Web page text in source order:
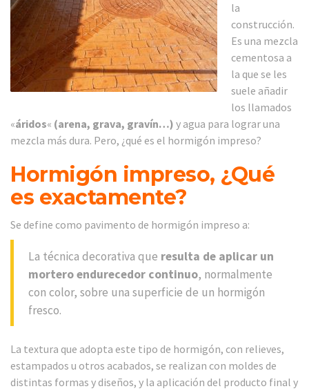
la
construcción.
Es una mezcla
cementosa a
la que se les
suele añadir
los llamados
«áridos« (arena, grava, gravín…) y agua para lograr una
mezcla más dura. Pero, ¿qué es el hormigón impreso?
Hormigón impreso, ¿Qué
es exactamente?
Se define como pavimento de hormigón impreso a:
La técnica decorativa que resulta de aplicar un
mortero endurecedor continuo, normalmente
con color, sobre una superficie de un hormigón
fresco.
La textura que adopta este tipo de hormigón, con relieves,
estampados u otros acabados, se realizan con moldes de
distintas formas y diseños, y la aplicación del producto final y